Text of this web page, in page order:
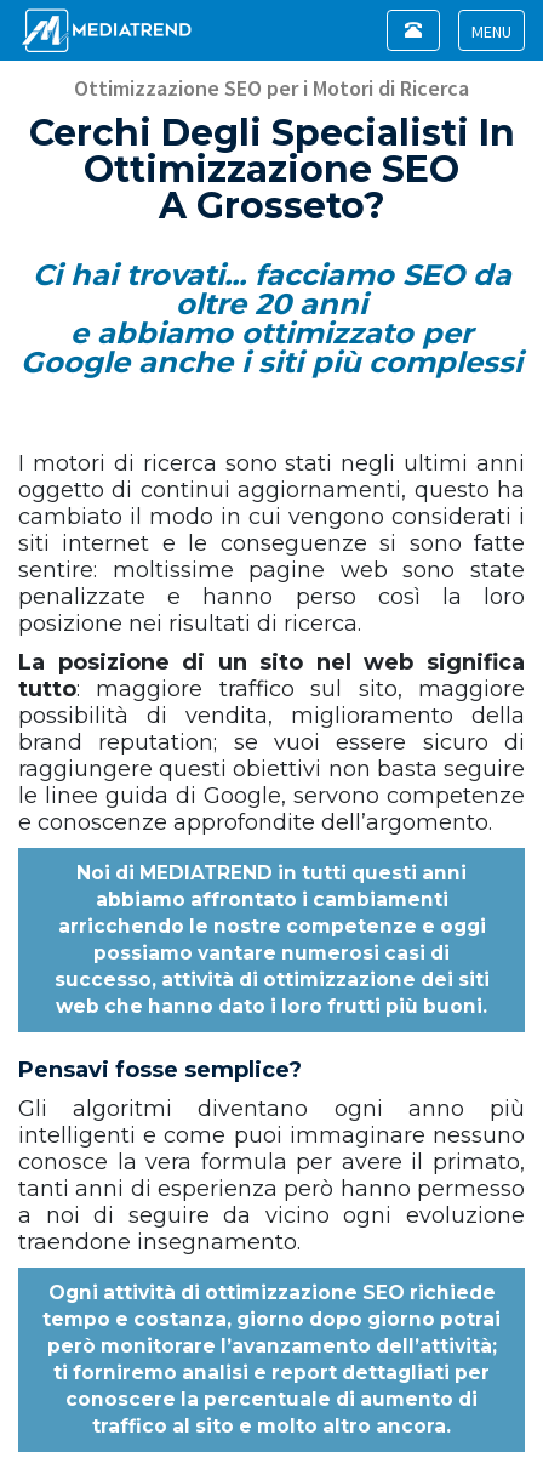
Toggle
Toggle
navigation
Ottimizzazione SEO per i Motori di Ricerca
Cerchi Degli Specialisti In
Ottimizzazione SEO
A Grosseto?
Ci hai trovati... facciamo SEO da
oltre 20 anni
e abbiamo ottimizzato per
Google anche i siti più complessi
I motori di ricerca sono stati negli ultimi anni
oggetto di continui aggiornamenti, questo ha
cambiato il modo in cui vengono considerati i
siti internet e le conseguenze si sono fatte
sentire: moltissime pagine web sono state
penalizzate e hanno perso così la loro
posizione nei risultati di ricerca.
La posizione di un sito nel web significa
tutto: maggiore traffico sul sito, maggiore
possibilità di vendita, miglioramento della
brand reputation; se vuoi essere sicuro di
raggiungere questi obiettivi non basta seguire
le linee guida di Google, servono competenze
e conoscenze approfondite dell’argomento.
Noi di MEDIATREND in tutti questi anni
abbiamo affrontato i cambiamenti
arricchendo le nostre competenze e oggi
possiamo vantare numerosi casi di
successo, attività di ottimizzazione dei siti
web che hanno dato i loro frutti più buoni.
Pensavi fosse semplice?
Gli algoritmi diventano ogni anno più
intelligenti e come puoi immaginare nessuno
conosce la vera formula per avere il primato,
tanti anni di esperienza però hanno permesso
a noi di seguire da vicino ogni evoluzione
traendone insegnamento.
Ogni attività di ottimizzazione SEO richiede
tempo e costanza, giorno dopo giorno potrai
però monitorare l’avanzamento dell’attività;
ti forniremo analisi e report dettagliati per
conoscere la percentuale di aumento di
traffico al sito e molto altro ancora.